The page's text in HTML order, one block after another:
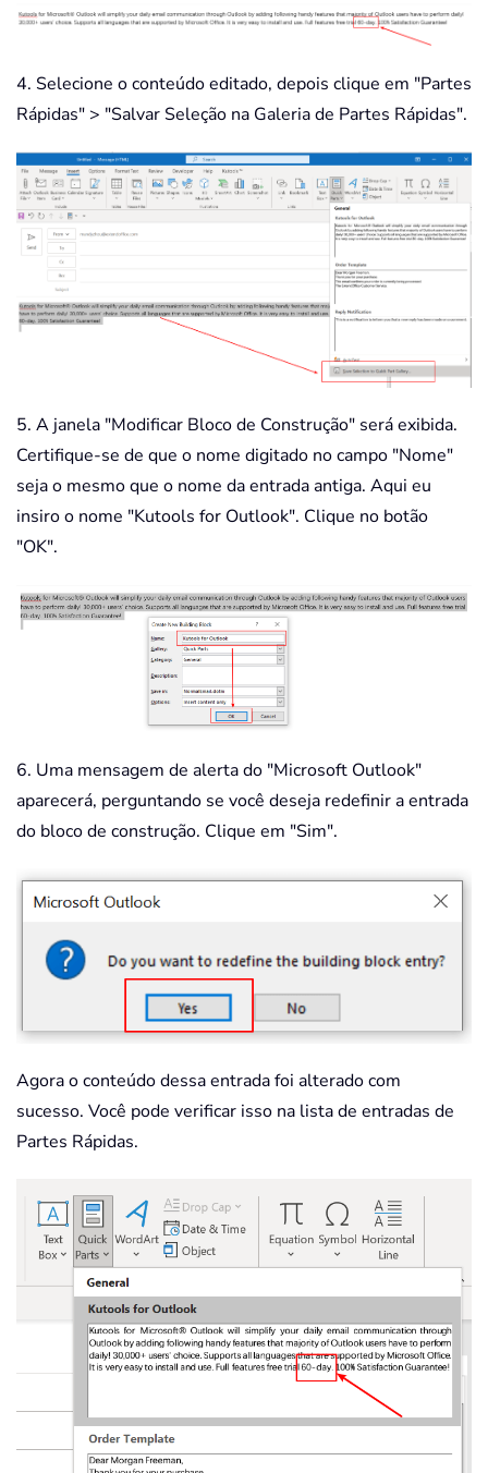
4. Selecione o conteúdo editado, depois clique em "Partes
Rápidas" > "Salvar Seleção na Galeria de Partes Rápidas".
5. A janela "Modificar Bloco de Construção" será exibida.
Certifique-se de que o nome digitado no campo "Nome"
seja o mesmo que o nome da entrada antiga. Aqui eu
insiro o nome "Kutools for Outlook". Clique no botão
"OK".
6. Uma mensagem de alerta do "Microsoft Outlook"
aparecerá, perguntando se você deseja redefinir a entrada
do bloco de construção. Clique em "Sim".
Agora o conteúdo dessa entrada foi alterado com
sucesso. Você pode verificar isso na lista de entradas de
Partes Rápidas.